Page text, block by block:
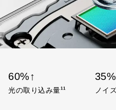
60%↑
光の取り込み量11 ノイ